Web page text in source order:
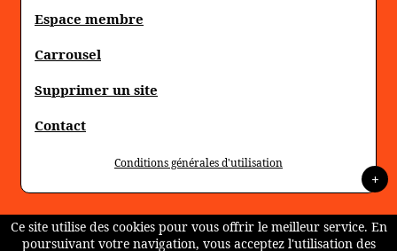
Espace membre
Carrousel
Supprimer un site
Contact
Conditions générales d'utilisation
+
Ce site utilise des cookies pour vous offrir le meilleur service. En
poursuivant votre navigation, vous acceptez l'utilisation des